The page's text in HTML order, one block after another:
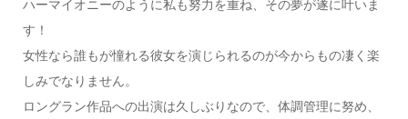
ハーマイオニーのように私も努力を重ね、その夢が遂に叶いま
す！
女性なら誰もが憧れる彼女を演じられるのが今からもの凄く楽
しみでなりません。
ロングラン作品への出演は久しぶりなので、体調管理に努め、